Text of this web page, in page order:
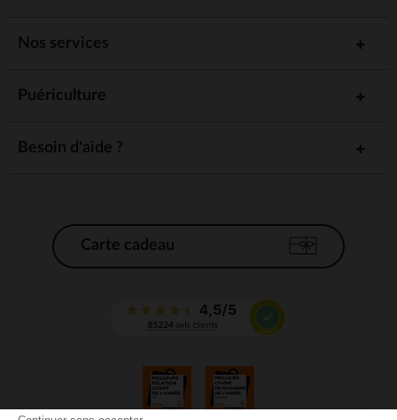
Nos services
Puériculture
Besoin d'aide ?
Carte cadeau